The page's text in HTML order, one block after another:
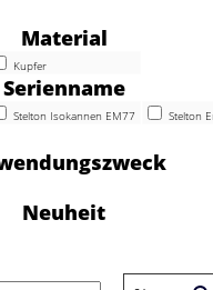
Material
Kupfer
Serienname
Stelton Isokannen EM77
Stelton
Neuheit